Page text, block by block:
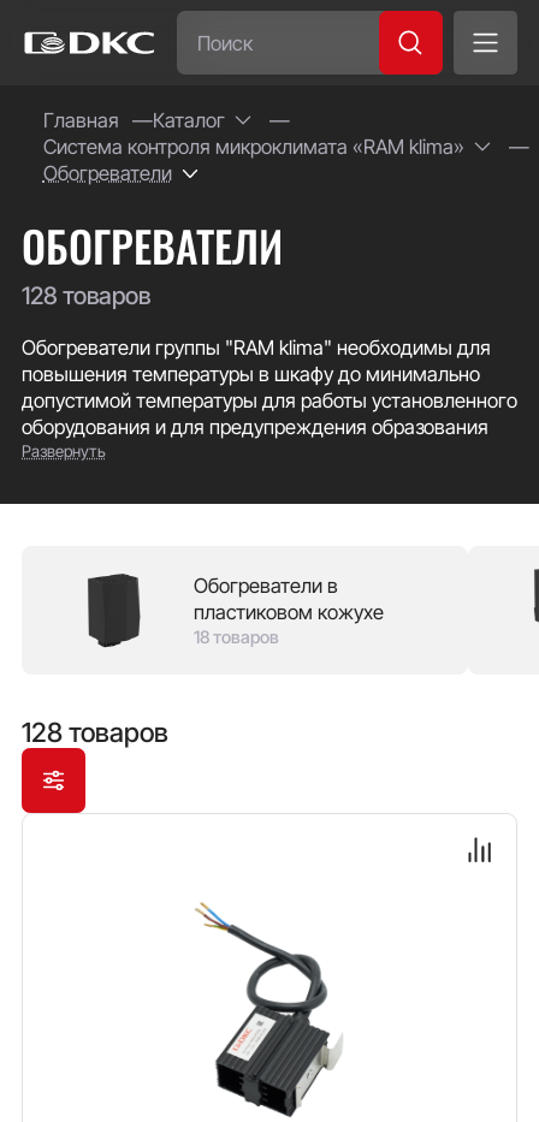
Главная
Каталог
Система контроля микроклимата «RAM klima»
Обогреватели
ОБОГРЕВАТЕЛИ
128 товаров
Обогреватели группы "RAM klima" необходимы для
повышения температуры в шкафу до минимально
допустимой температуры для работы установленного
оборудования и для предупреждения образования
конденсата вследствие высокой влажности воздуха.
ассортименте имеются обогреватели как в
кожухом, который защищает от ожога в случае
прикосновения и позволяет экономить место в
шкафу, монтируя оборудование непосредственно
Развернуть
Обогреватели в
пластиковом кожухе
18 товаров
128 товаров
Часто ищут:
Специсполнение